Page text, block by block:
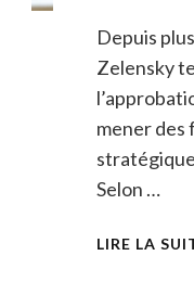
Depuis
Zelensky
mener des
Selon …
LIRE LA